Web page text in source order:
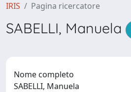
IRIS Pagina ricercatore
SABELLI, Manuela
Nome completo
SABELLI, Manuela